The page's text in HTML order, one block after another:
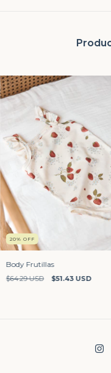
20% OFF
Body Frutillas
$64.29 USD $51.43 USD